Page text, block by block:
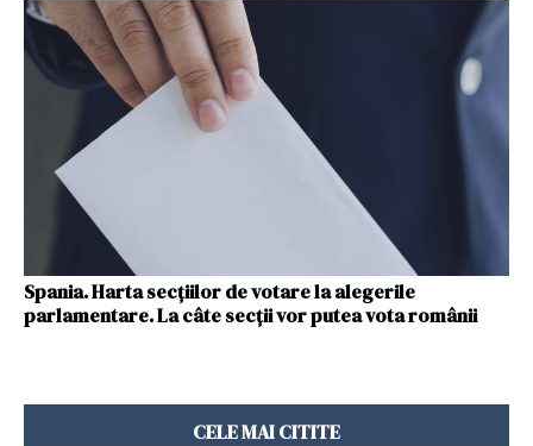
Spania. Harta secţiilor de votare la alegerile
parlamentare. La câte secţii vor putea vota românii
CELE MAI CITITE